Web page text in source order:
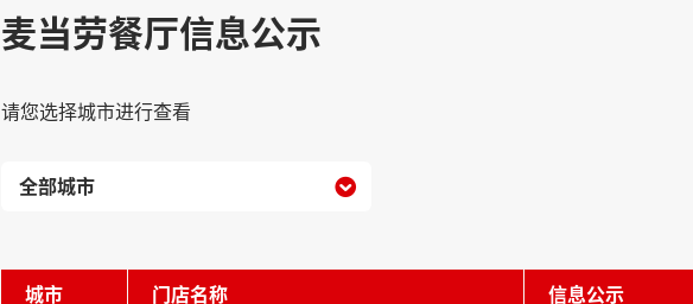
麦当劳餐厅信息公示
请您选择城市进行查看

城市 门店名称 信息公示